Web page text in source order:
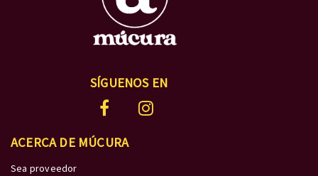
SÍGUENOS EN
ACERCA DE MÚCURA
Sea proveedor